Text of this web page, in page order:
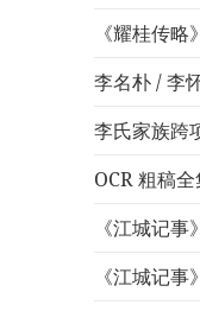
《耀桂传略
李名朴 / 李
李氏家族跨
OCR 粗稿
《江城记
《江城记